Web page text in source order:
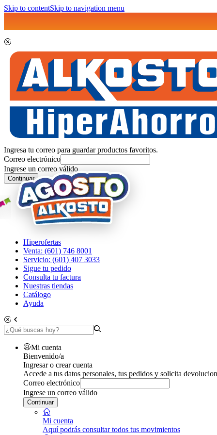
Skip to contentSkip to navigation menu
Ingresa tu correo para guardar productos favoritos.
Correo electrónico
Ingrese un correo válido
Continuar
Hiperofertas
Venta: (601) 746 8001
Servicio: (601) 407 3033
Sigue tu pedido
Consulta tu factura
Nuestras tiendas
Catálogo
Ayuda
Mi cuenta
Bienvenido/a
Ingresar o crear cuenta
Accede a tus datos personales, tus pedidos y solicita
Correo electrónico
Ingrese un correo válido
Continuar
Mi cuenta
Aquí podrás consultar todos tus movimientos